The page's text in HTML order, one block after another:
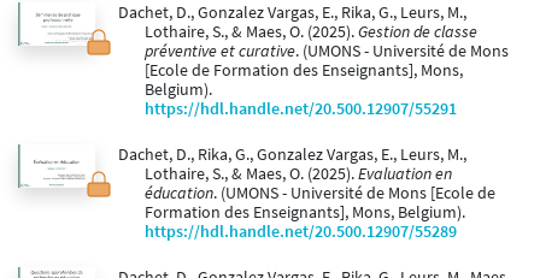
Dachet, D., Gonzalez Vargas, E., Rika, G., Leurs, M.,
Lothaire, S., & Maes, O. (2025).Gestion de classe
préventive et curative. (UMONS - Université de Mons
[Ecole de Formation des Enseignants], Mons,
Belgium).
https://hdl.handle.net/20.500.12907/55291
Dachet, D., Rika, G., Gonzalez Vargas, E., Leurs, M.,
Lothaire, S., & Maes, O. (2025).Evaluation en
éducation. (UMONS - Université de Mons [Ecole de
Formation des Enseignants], Mons, Belgium).
https://hdl.handle.net/20.500.12907/55289